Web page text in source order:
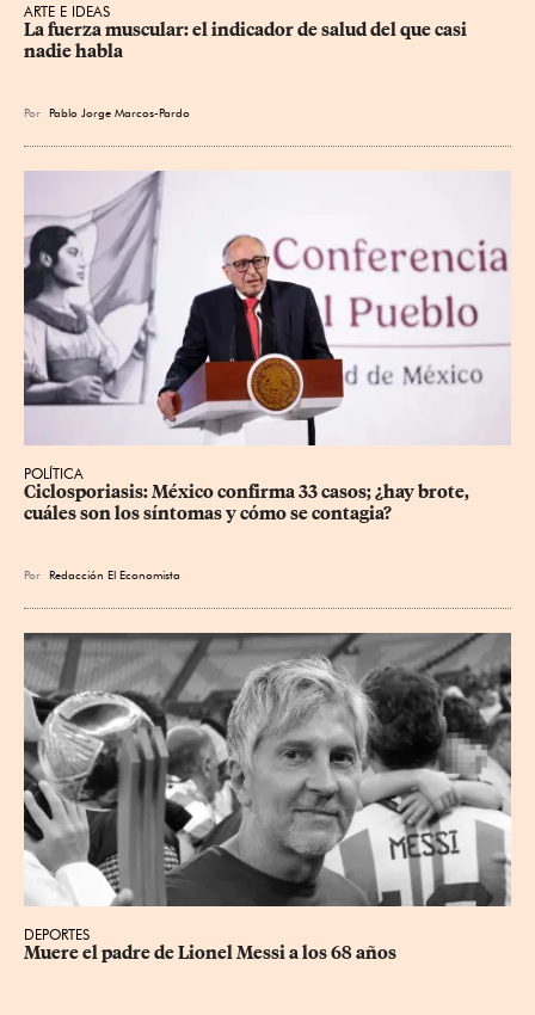
ARTE E IDEAS
La fuerza muscular: el indicador de salud del que casi
nadie habla
Por Pablo Jorge Marcos-Pardo
POLÍTICA
Ciclosporiasis: México confirma 33 casos; ¿hay brote,
cuáles son los síntomas y cómo se contagia?
Por Redacción El Economista
DEPORTES
Muere el padre de Lionel Messi a los 68 años